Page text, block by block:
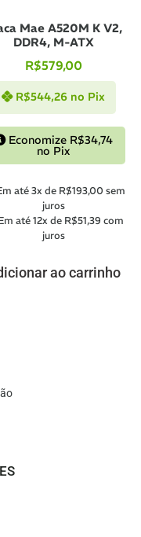
Mae A520M K V2,
DDR4, M-ATX
R$579,00
até 3x de R$193,00 sem
juros
até 12x de R$51,39 com
juros
R$544,26 no Pix
Economize R$34,74
no Pix
ao carrinho